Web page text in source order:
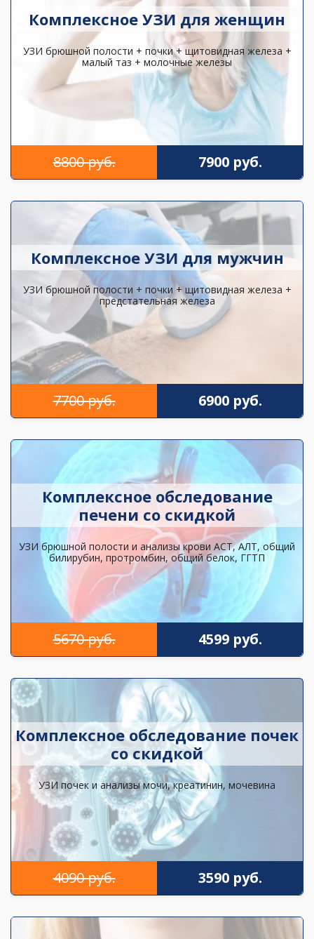
Комплексное УЗИ для женщин
УЗИ брюшной полости + почки + щитовидная железа +
малый таз + молочные железы
8800 руб. 7900 руб.
Комплексное УЗИ для мужчин
УЗИ брюшной полости + почки + щитовидная железа +
предстательная железа
7700 руб. 6900 руб.
Комплексное обследование
печени со скидкой
УЗИ брюшной полости и анализы крови АСТ, АЛТ, общий
билирубин, протромбин, общий белок, ГГТП
5670 руб. 4599 руб.
Комплексное обследование почек
со скидкой
УЗИ почек и анализы мочи, креатинин, мочевина
4090 руб. 3590 руб.